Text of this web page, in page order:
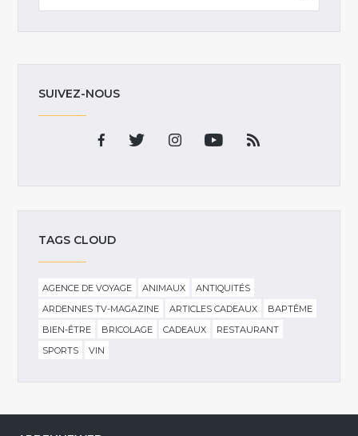
SUIVEZ-NOUS
TAGS CLOUD
AGENCE DE VOYAGE ANIMAUX
ANTIQUITÉS
ARDENNES TV-MAGAZINE
ARTICLES CADEAUX
BAPTÊME
BIEN-ÊTRE
BRICOLAGE CADEAUX
RESTAURANT
SPORTS
VIN